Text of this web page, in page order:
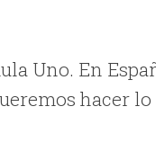
Uno. En
hacer lo